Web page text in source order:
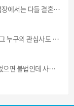
결혼하던 뭐하던 전혀 상관없지만 요즘 업장에서는 다들 결혼이야기만 하네 ㅠㅠ 했으면 뭐라도 주던지 ㅋㅋ
이 글을 읽는 데 쓴 시간이 아까울 정도로 그 누구의 관심사도 아닌 정보입니다.
DTI 또는 SEC 등록이 되어 있으신가요? 없으면 불법인데 사고 발생시 어떻게 처리해 주실건가요?